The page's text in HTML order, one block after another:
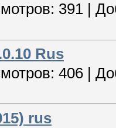
391
Rus
406
rus